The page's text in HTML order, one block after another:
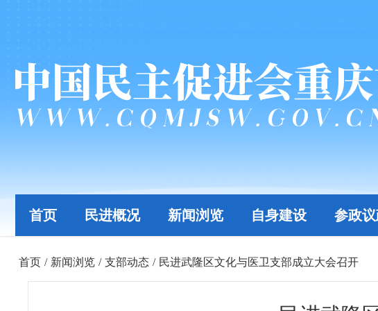
首页 民进概况 新闻浏览 自身建设 参政
首页 / 新闻浏览 / 支部动态 / 民进武隆区文化与医卫支部成立大会召开